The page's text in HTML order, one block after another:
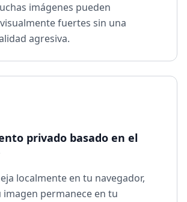
imágenes pueden
fuertes sin una
agresiva.
privado basado en el
localmente en tu navegador,
permanece en tu